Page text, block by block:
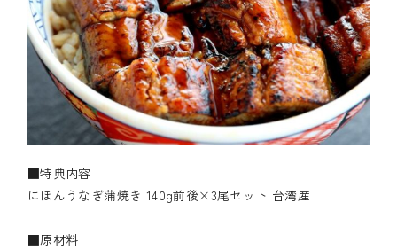
■特典内容
にほんうなぎ蒲焼き 140g前後×3尾セット 台湾産
■原材料